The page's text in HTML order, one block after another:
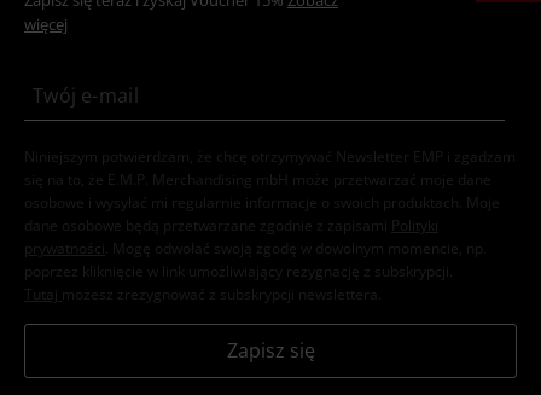
więcej
Niniejszym potwierdzam, że chcę otrzymywać Newsletter EMP i zgadzam
się na to, że E.M.P. Merchandising mbH może przetwarzać moje dane
osobowe i wysyłać mi regularnie informacje o swoich produktach. Moje
dane osobowe będą przetwarzane zgodnie z zapisami
Polityki
prywatności . Mogę odwołać swoją zgodę w dowolnym momencie, np.
poprzez kliknięcie w link umożliwiający rezygnację z subskrypcji.
Tutaj możesz zrezygnować z subskrypcji newslettera.
Zapisz się